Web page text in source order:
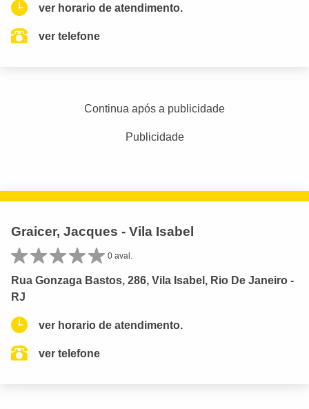
ver horario de atendimento.
ver telefone
Continua após a publicidade
Publicidade
Graicer, Jacques - Vila Isabel
0 aval.
Rua Gonzaga Bastos, 286, Vila Isabel, Rio De Janeiro -
RJ
ver horario de atendimento.
ver telefone